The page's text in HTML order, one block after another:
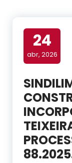
24
abr, 2026